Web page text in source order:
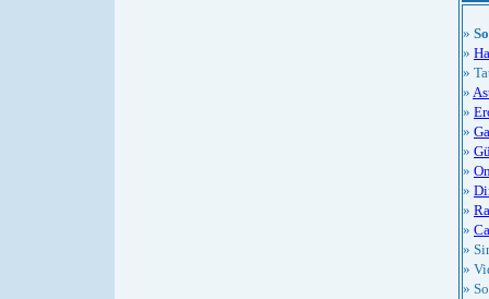
»
»
»
»
»
»
»
»
»
»
»
»
»
»